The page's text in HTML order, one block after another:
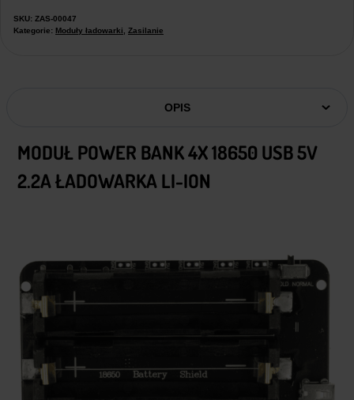
SKU: ZAS-00047
Kategorie: Moduły ładowarki Zasilanie
OPIS
MODUŁ POWER BANK 4X 18650 USB 5V
2.2A ŁADOWARKA LI-ION